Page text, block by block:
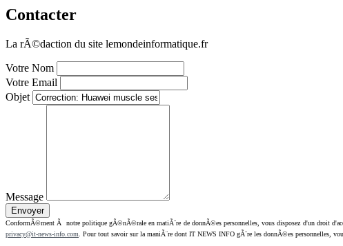
Contacter
La rÃ©daction du site lemondeinformatique.fr
Votre Nom
Votre Email
Objet
Message
ConformÃ©ment Ã notre politique gÃ©nÃ©rale en matiÃ¨re de donnÃ©es personnelles, vous disposez d'un droit
privacy@it-news-info.com . Pour tout savoir sur la maniÃ¨re dont IT NEWS INFO gÃ¨re les donnÃ©es personnelles,